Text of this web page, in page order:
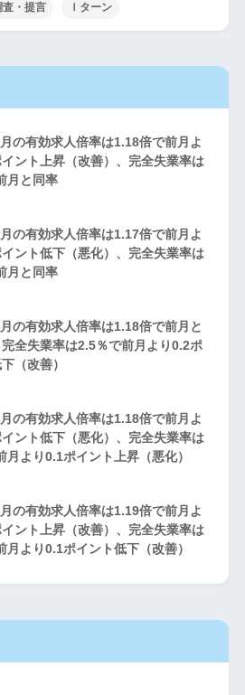
・提言 Ｉターン
の有効求人倍率は1.18倍で前月よ
イント上昇（改善）、完全失業率は
月と同率
の有効求人倍率は1.17倍で前月よ
イント低下（悪化）、完全失業率は
月と同率
の有効求人倍率は1.18倍で前月と
完全失業率は2.5％で前月より0.2ポ
（改善）
の有効求人倍率は1.18倍で前月よ
イント低下（悪化）、完全失業率は
月より0.1ポイント上昇（悪化）
の有効求人倍率は1.19倍で前月よ
イント上昇（改善）、完全失業率は
月より0.1ポイント低下（改善）